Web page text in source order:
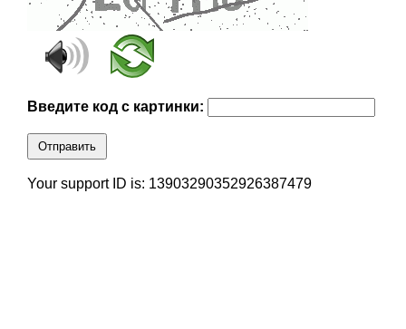
Введите код с картинки:
Отправить
Your support ID is: 13903290352926387479